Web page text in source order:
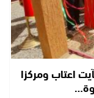
اعتاب ومركزا